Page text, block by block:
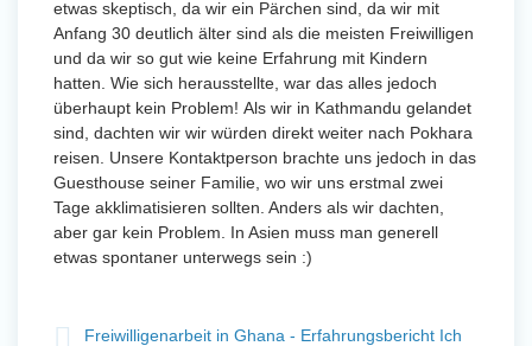
etwas skeptisch, da wir ein Pärchen sind, da wir mit
Anfang 30 deutlich älter sind als die meisten Freiwilligen
und da wir so gut wie keine Erfahrung mit Kindern
hatten. Wie sich herausstellte, war das alles jedoch
überhaupt kein Problem! Als wir in Kathmandu gelandet
sind, dachten wir wir würden direkt weiter nach Pokhara
reisen. Unsere Kontaktperson brachte uns jedoch in das
Guesthouse seiner Familie, wo wir uns erstmal zwei
Tage akklimatisieren sollten. Anders als wir dachten,
aber gar kein Problem. In Asien muss man generell
etwas spontaner unterwegs sein :)
Freiwilligenarbeit in Ghana - Erfahrungsbericht Ich